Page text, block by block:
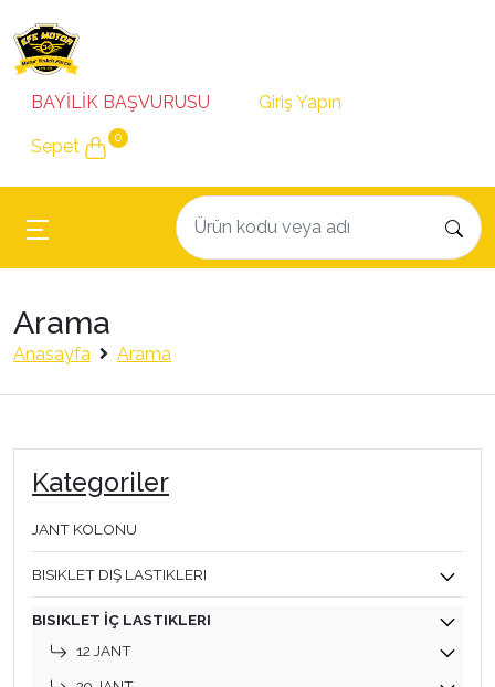
BAYİLİK BAŞVURUSU Giriş Yapın
Sepet 0
Arama
Anasayfa Arama
Kategoriler
JANT KOLONU
BISIKLET DIŞ LASTIKLERI
BISIKLET İÇ LASTIKLERI
12 JANT